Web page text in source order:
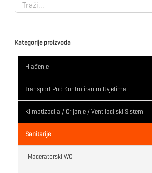
Kategorije proizvoda
Hlađenje
Transport Pod Kontroliranim Uvjetima
Klimatizacija / Grijanje / Ventilacijski Sistemi
Sanitarije
Maceratorski WC-I